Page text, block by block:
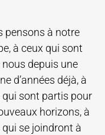
pensons à notre
à ceux qui sont
nous depuis une
d’années déjà, à
qui sont partis pour
horizons, à
qui se joindront à